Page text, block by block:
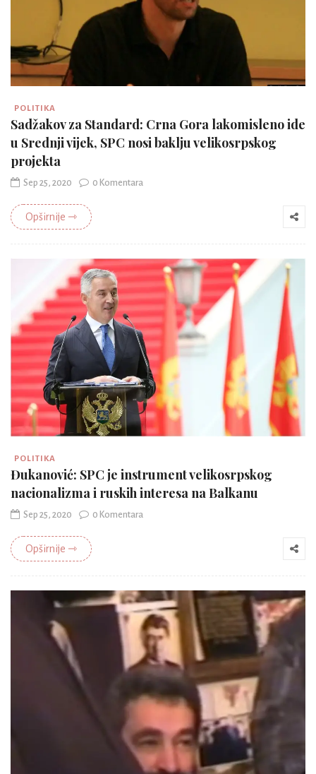
POLITIKA
Sadžakov za Standard: Crna Gora lakomisleno ide
u Srednji vijek, SPC nosi baklju velikosrpskog
projekta
Sep 25, 2020 0 Komentara
Opširnije ⇾
POLITIKA
Đukanović: SPC je instrument velikosrpskog
nacionalizma i ruskih interesa na Balkanu
Sep 25, 2020 0 Komentara
Opširnije ⇾